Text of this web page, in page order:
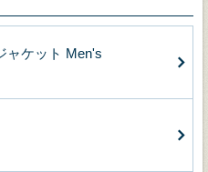
ャケット Men's